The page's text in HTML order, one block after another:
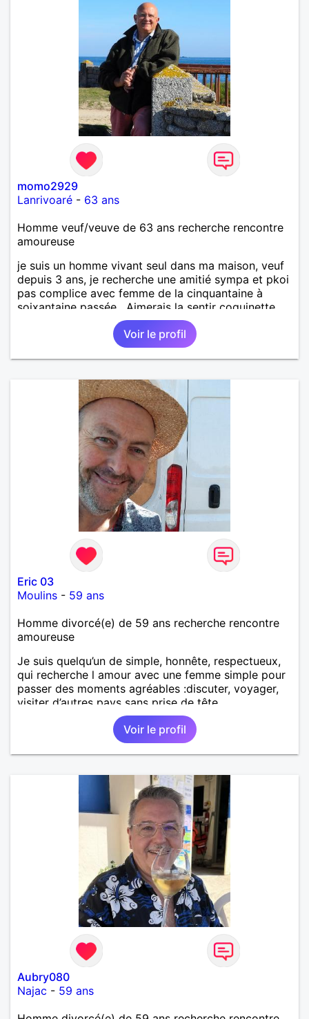
maison de retraite. J'aimerais trouver des contacts
en Corse (hommes, femmes) de tout âge pour
amitiés et rencontres. Je serais aussi intéressé
éventuellement par une connexion romantique avec
une femme corse plus jeune que moi si l'occasion se
présente. A bientot de lire votre courrier. Serge
momo2929
Lanrivoaré - 63 ans
Homme veuf/veuve de 63 ans recherche rencontre
amoureuse
je suis un homme vivant seul dans ma maison, veuf
depuis 3 ans, je recherche une amitié sympa et pkoi
pas complice avec femme de la cinquantaine à
soixantaine passée . Aimerais la sentir coquinette,
pour se faire des bisous et qui sait se découvrir
Voir le profil
Eric 03
Moulins - 59 ans
Homme divorcé(e) de 59 ans recherche rencontre
amoureuse
Je suis quelqu’un de simple, honnête, respectueux,
qui recherche l amour avec une femme simple pour
passer des moments agréables :discuter, voyager,
visiter d’autres pays sans prise de tête.
Voir le profil
Aubry080
Najac - 59 ans